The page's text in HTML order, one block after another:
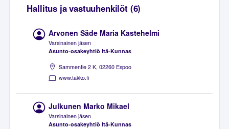
Hallitus ja vastuuhenkilöt (6)
Arvonen Säde Maria Kastehelmi
Varsinainen jäsen
Asunto-osakeyhtiö Itä-Kunnas
Sammentie 2 K, 02260 Espoo
www.takko.fi
Julkunen Marko Mikael
Varsinainen jäsen
Asunto-osakeyhtiö Itä-Kunnas